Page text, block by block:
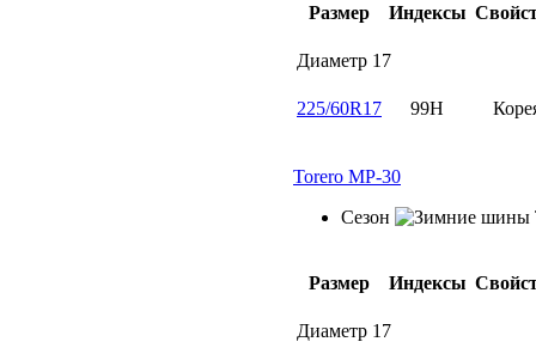
Размер Индексы
Диаметр 17
225/60R17 99H
Torero MP-30
Сезон
Размер Индексы
Диаметр 17